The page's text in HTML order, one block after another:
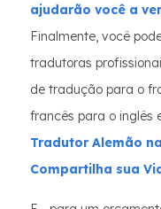
ajudarão você a
Finalmente, você
tradutoras
de tradução para o
francês para o inglês
Tradutor Alemão
Compartilha sua